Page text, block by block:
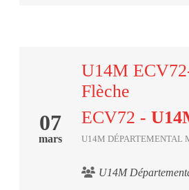
07
mars
U14M
Flèche
ECV72 -
U14M DÉPARTEMENTAL
U14M